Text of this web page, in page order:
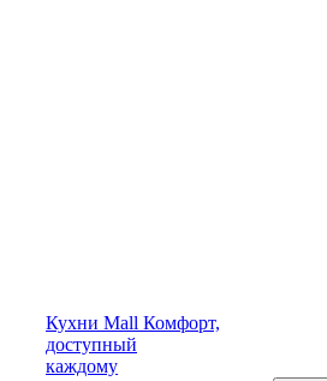
Кухни Mall Комфорт,
доступный
каждому